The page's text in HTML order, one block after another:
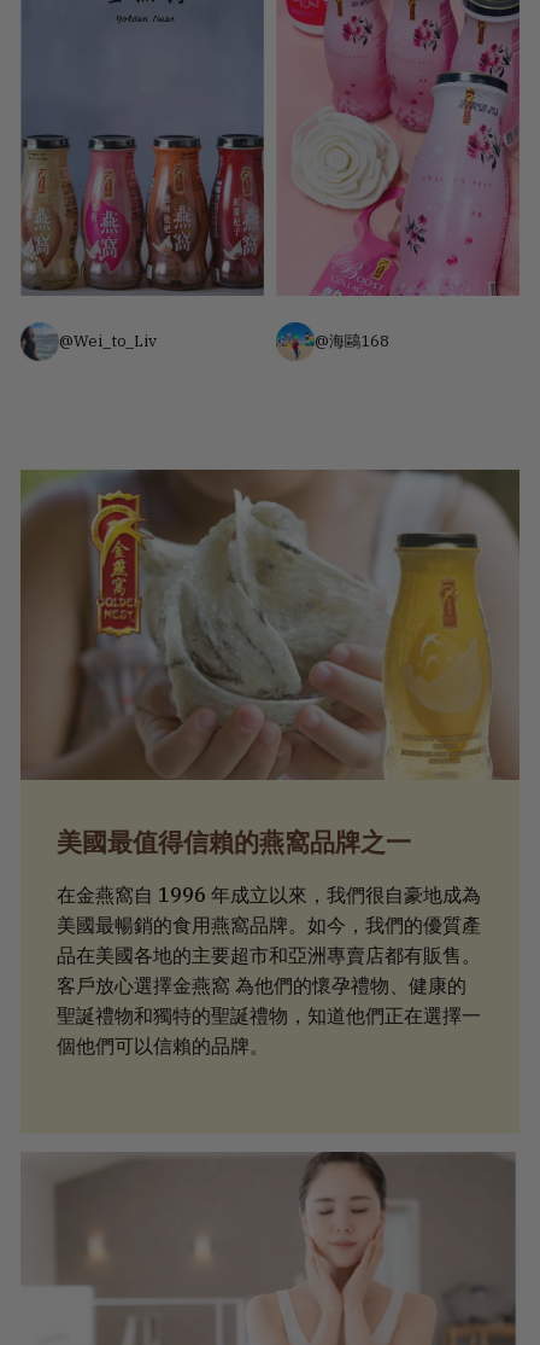
@Wei_to_Liv @海鷗168
美國最值得信賴的燕窩品牌之一
在金燕窩自 1996 年成立以來，我們很自豪地成為
美國最暢銷的食用燕窩品牌。如今，我們的優質產
品在美國各地的主要超市和亞洲專賣店都有販售。
客戶放心選擇金燕窩 為他們的懷孕禮物、健康的
聖誕禮物和獨特的聖誕禮物，知道他們正在選擇一
個他們可以信賴的品牌。